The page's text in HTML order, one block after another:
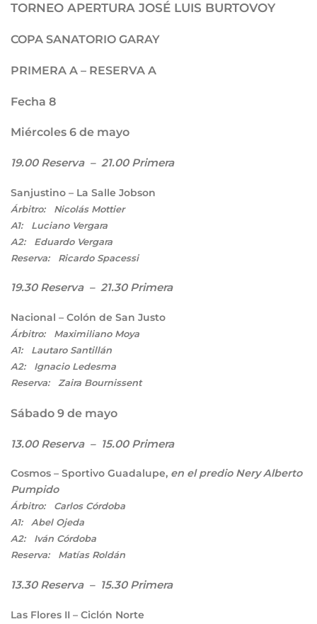
TORNEO APERTURA JOSÉ LUIS BURTOVOY
COPA SANATORIO GARAY
PRIMERA A – RESERVA A
Fecha 8
Miércoles 6 de mayo
19.00 Reserva – 21.00 Primera
Sanjustino – La Salle Jobson
Árbitro: Nicolás Mottier
A1: Luciano Vergara
A2: Eduardo Vergara
Reserva: Ricardo Spacessi
19.30 Reserva – 21.30 Primera
Nacional – Colón de San Justo
Árbitro: Maximiliano Moya
A1: Lautaro Santillán
A2: Ignacio Ledesma
Reserva: Zaira Bournissent
Sábado 9 de mayo
13.00 Reserva – 15.00 Primera
Cosmos – Sportivo Guadalupe, en el predio Nery Alberto
Pumpido
Árbitro: Carlos Córdoba
A1: Abel Ojeda
A2: Iván Córdoba
Reserva: Matías Roldán
13.30 Reserva – 15.30 Primera
Las Flores II – Ciclón Norte